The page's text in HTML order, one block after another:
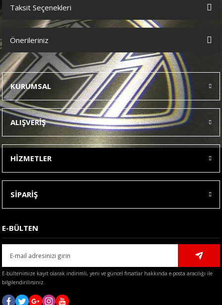
Bu ürüne ilk yorumu siz yapın!
Taksit Seçenekleri
Önerileriniz
Bu ürünün fiyat bilgisi, resim, ürün açıklamalarında ve diğer
konularda yetersiz gördüğünüz noktaları öneri formunu kullanarak
tarafımıza iletebilirsiniz.
Görüş ve önerileriniz için teşekkür ederiz.
Ürün resmi kalitesiz, bozuk veya görüntülenemiyor.
Ürün açıklamasında eksik bilgiler bulunuyor.
Ürün bilgilerinde hatalar bulunuyor.
Ürün fiyatı diğer sitelerden daha pahalı.
Bu ürüne benzer farklı alternatifler olmalı.
Gönder
KURUMSAL
ALIŞVERİŞ
HİZMETLER
SİPARİŞ
E-BÜLTEN
E-bültenimize kayıt olarak indirimli, yeni ve güncel fırsatlar hakkında e-posta aracılığı ile
bilgilendirilirsiniz.